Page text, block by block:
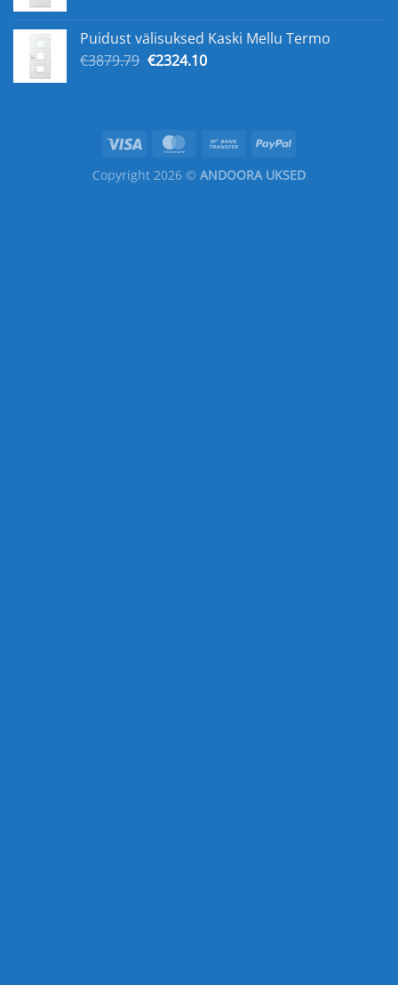
€4241.21.€2544.10.
Puidust välisuksed Kaski Mellu Termo
€3879.79 Original
€2324.10Current
Copyright 2026 © ANDOORA UKSED